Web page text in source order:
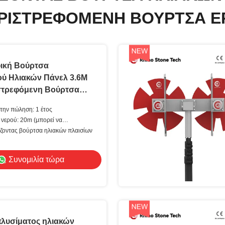
ΒΟΎΡΤΣΑ
Βούρτσα
Ηλιακών Πάνελ 3.6M
Βούρτσα
πώληση: 1 έτος
20m (μπορεί να
βούρτσα ηλιακών πλαισίων
Συνομιλία τώρα
ηλιακών